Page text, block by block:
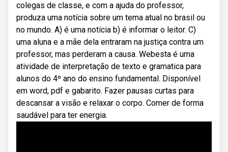
colegas de classe, e com a ajuda do professor,
produza uma notícia sobre um tema atual no brasil ou
no mundo. A) é uma notícia b) é informar o leitor. C)
uma aluna e a mãe dela entraram na justiça contra um
professor, mas perderam a causa. Webesta é uma
atividade de interpretação de texto e gramatica para
alunos do 4º ano do ensino fundamental. Disponível
em word, pdf e gabarito. Fazer pausas curtas para
descansar a visão e relaxar o corpo. Comer de forma
saudável para ter energia.